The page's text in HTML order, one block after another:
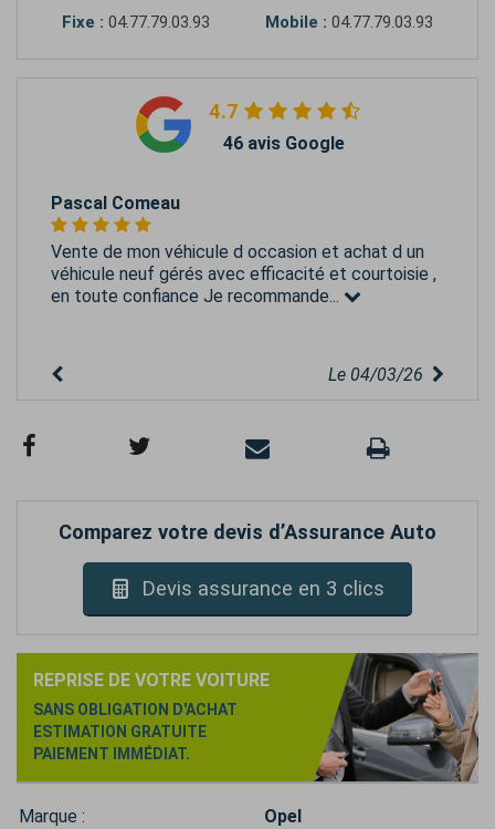
Fixe : 04.77.79.03.93 Mobile : 04.77.79.03.93
4.7
46 avis Google
Pascal Comeau
Vente de mon véhicule d occasion et achat d un
véhicule neuf gérés avec efficacité et courtoisie ,
en toute confiance Je recommande...
Le 04/03/26
Comparez votre devis d’Assurance Auto
Devis assurance en 3 clics
REPRISE DE VOTRE VOITURE
SANS OBLIGATION D'ACHAT
ESTIMATION GRATUITE
PAIEMENT IMMÉDIAT.
Marque :
Opel